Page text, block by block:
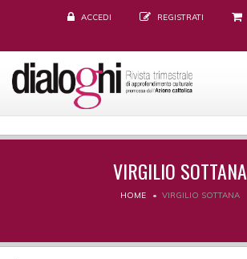
ACCEDI REGISTRATI
VIRGILIO SOTTANA
HOME VIRGILIO SOTTANA